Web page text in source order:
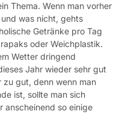
Thema. Wenn man vorher
was nicht, gehts
Getränke pro Tag
oder Weichplastik.
Wetter dringend
Jahr wieder sehr gut
gut, denn wenn man
ist, sollte man sich
anscheinend so einige